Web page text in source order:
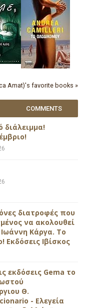
Amat)'s favorite books »
COMMENTS
διάλειμμα!
διατροφές που
να ακολουθεί
Κάργα. Το
Εκδόσεις Ιβίσκος
εκδόσεις Gema το
Θ.
- Ελεγεία